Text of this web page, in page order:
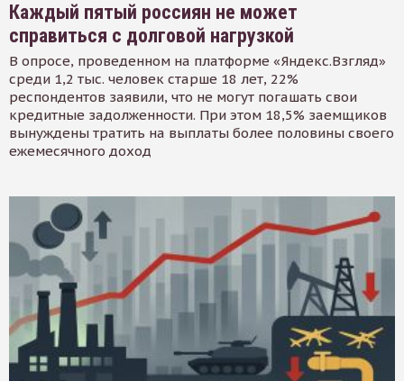
Каждый пятый россиян не может
справиться с долговой нагрузкой
В опросе, проведенном на платформе «Яндекс.Взгляд»
среди 1,2 тыс. человек старше 18 лет, 22%
респондентов заявили, что не могут погашать свои
кредитные задолженности. При этом 18,5% заемщиков
вынуждены тратить на выплаты более половины своего
ежемесячного доход